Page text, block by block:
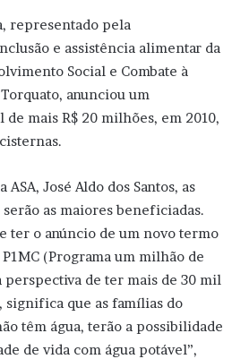
representado pela
e assistência alimentar da
Social e Combate à
anunciou um
mais R$ 20 milhões, em 2010,
José Aldo dos Santos, as
as maiores beneficiadas.
ter o anúncio de um novo termo
(Programa um milhão de
perspectiva de ter mais de 30 mil
significa que as famílias do
têm água, terão a possibilidade
de vida com água potável”,